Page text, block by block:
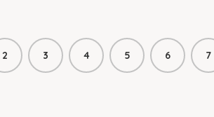
2 3 4 5 6 7